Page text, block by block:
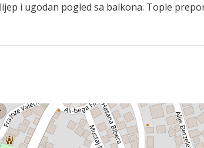
i ugodan pogled sa balkona. Tople